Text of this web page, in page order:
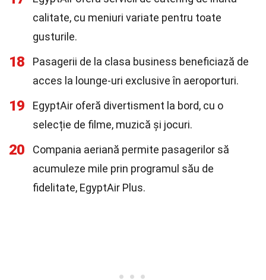
calitate, cu meniuri variate pentru toate
gusturile.
18
Pasagerii de la clasa business beneficiază de
acces la lounge-uri exclusive în aeroporturi.
19
EgyptAir oferă divertisment la bord, cu o
selecție de filme, muzică și jocuri.
20
Compania aeriană permite pasagerilor să
acumuleze mile prin programul său de
fidelitate, EgyptAir Plus.